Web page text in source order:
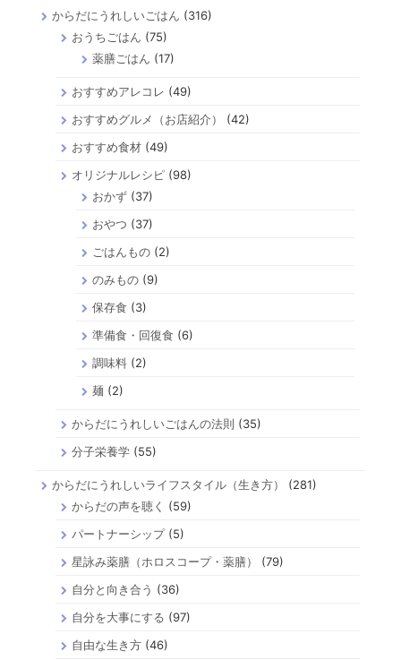
からだにうれしいごはん (316)
おうちごはん (75)
薬膳ごはん (17)
おすすめアレコレ (49)
おすすめグルメ（お店紹介）
(42)
おすすめ食材 (49)
オリジナルレシピ (98)
おかず(37)
おやつ (37)
ごはんもの(2)
のみもの(9)
保存食 (3)
準備食・回復食 (6)
調味料(2)
麺 (2)
からだにうれしいごはんの法則 (35)
分子栄養学 (55)
からだにうれしいライフスタイル（生き方）
(281)
からだの声を聴く
(59)
パートナーシップ(5)
星詠み薬膳（ホロスコープ・薬膳）
(79)
自分と向き合う (36)
自分を大事にする (97)
自由な生き方 (46)